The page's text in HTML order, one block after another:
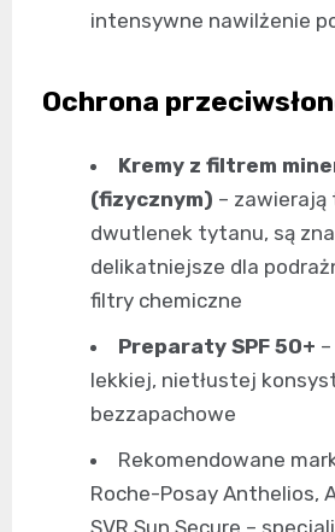
intensywne nawilżenie
Ochrona
Kremy z filtrem
(fizycznym) – zawierają
dwutlenek tytanu, są
delikatniejsze dla
filtry chemiczne
Preparaty SPF 50+
lekkiej, nietłustej
bezzapachowe
Rekomendowane
Roche-Posay Anthelios,
SVR Sun Secure –